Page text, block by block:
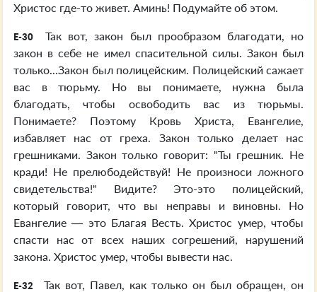
Христос где-то живет. Аминь! Подумайте об этом.
E-30
Так вот, закон был прообразом благодати, но
закон в себе не имел спасительной силы. Закон был
только...Закон был полицейским. Полицейский сажает
вас в тюрьму. Но вы понимаете, нужна была
благодать, чтобы освободить вас из тюрьмы.
Понимаете? Поэтому Кровь Христа, Евангелие,
избавляет нас от греха. Закон только делает нас
грешниками. Закон только говорит: "Ты грешник. Не
кради! Не прелюбодействуй! Не произноси ложного
свидетельства!" Видите? Это-это полицейский,
который говорит, что вы неправы и виновны. Но
Евангелие — это Благая Весть. Христос умер, чтобы
спасти нас от всех наших согрешений, нарушений
закона. Христос умер, чтобы вывести нас.
E-32
Так вот, Павел, как только он был обращен, он